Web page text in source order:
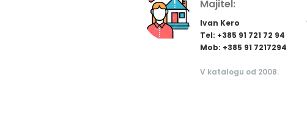
Majitel:
Ivan Kero
Tel: +385 91 721 72 94
Mob: +385 91 7217294
V katalogu od 2008.